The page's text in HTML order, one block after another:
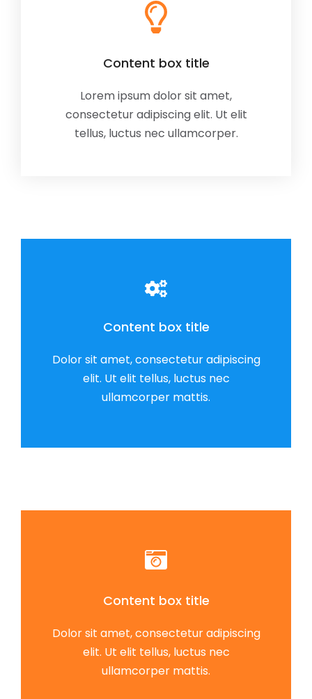
Content box title
Lorem ipsum dolor sit amet,
consectetur adipiscing elit. Ut elit
tellus, luctus nec ullamcorper.
Content box title
Dolor sit amet, consectetur adipiscing
elit. Ut elit tellus, luctus nec
ullamcorper mattis.
Content box title
Dolor sit amet, consectetur adipiscing
elit. Ut elit tellus, luctus nec
ullamcorper mattis.